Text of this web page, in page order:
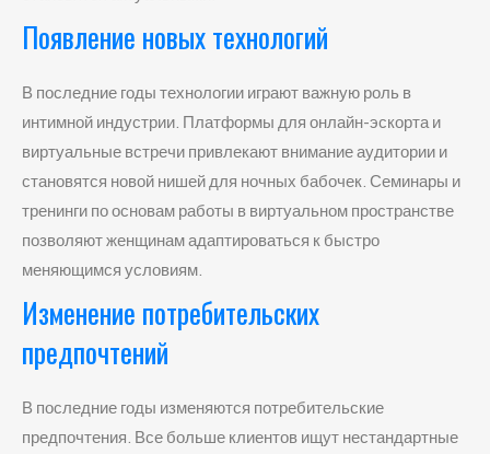
Появление новых технологий
В последние годы технологии играют важную роль в
интимной индустрии. Платформы для онлайн-эскорта и
виртуальные встречи привлекают внимание аудитории и
становятся новой нишей для ночных бабочек. Семинары и
тренинги по основам работы в виртуальном пространстве
позволяют женщинам адаптироваться к быстро
меняющимся условиям.
Изменение потребительских
предпочтений
В последние годы изменяются потребительские
предпочтения. Все больше клиентов ищут нестандартные